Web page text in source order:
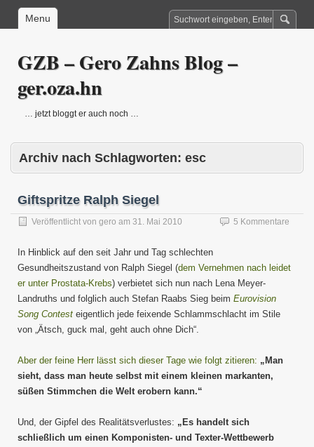
Menu
GZB – Gero Zahns Blog –
ger.oza.hn
… jetzt bloggt er auch noch …
Archiv nach Schlagworten: esc
Giftspritze Ralph Siegel
Veröffentlicht von gero am 31. Mai 2010 5 Kommentare
In Hinblick auf den seit Jahr und Tag schlechten
Gesundheitszustand von Ralph Siegel (dem Vernehmen nach leidet
er unter Prostata-Krebs) verbietet sich nun nach Lena Meyer-
Landruths und folglich auch Stefan Raabs Sieg beim Eurovision
Song Contest eigentlich jede feixende Schlammschlacht im Stile
von „Ätsch, guck mal, geht auch ohne Dich“.
Aber der feine Herr lässt sich dieser Tage wie folgt zitieren: „Man
sieht, dass man heute selbst mit einem kleinen markanten,
süßen Stimmchen die Welt erobern kann.“
Und, der Gipfel des Realitätsverlustes: „Es handelt sich
schließlich um einen Komponisten- und Texter-Wettbewerb